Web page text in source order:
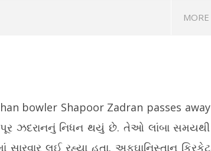
MORE
bowler Shapoor Zadran passes away
ઝદરાનનું નિધન થયું છે. તેઓ લાંબા સમયથી
લઈ રહ્યા હતા. અફઘાનિસ્તાન ક્રિકેટ